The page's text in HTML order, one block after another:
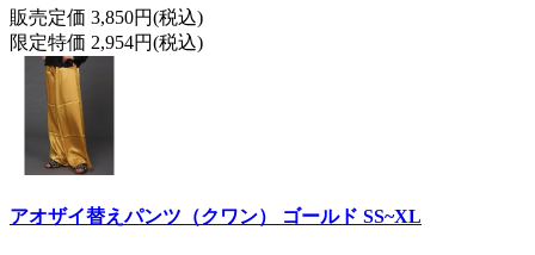
販売定価 3,850円(税込)
限定特価 2,954円(税込)
アオザイ替えパンツ（クワン） ゴールド SS~XL